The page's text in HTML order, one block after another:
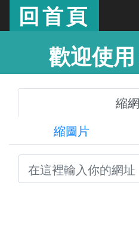
回首頁
歡迎使
縮
縮圖片